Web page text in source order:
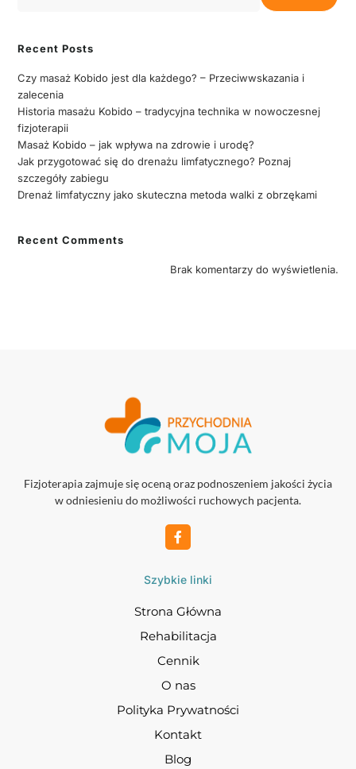
Recent Posts
Czy masaż Kobido jest dla każdego? – Przeciwwskazania i
zalecenia
Historia masażu Kobido – tradycyjna technika w nowoczesnej
fizjoterapii
Masaż Kobido – jak wpływa na zdrowie i urodę?
Jak przygotować się do drenażu limfatycznego? Poznaj
szczegóły zabiegu
Drenaż limfatyczny jako skuteczna metoda walki z obrzękami
Recent Comments
Brak komentarzy do wyświetlenia.
Fizjoterapia zajmuje się oceną oraz podnoszeniem jakości życia
w odniesieniu do możliwości ruchowych pacjenta.
Szybkie linki
Strona Główna
Rehabilitacja
Cennik
O nas
Polityka Prywatności
Kontakt
Blog